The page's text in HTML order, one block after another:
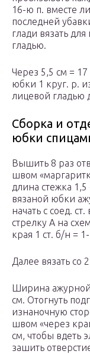
16-ю п. вместе
последней
глади вязать
гладью.
Через 5,5 см = 17
юбки 1 круг. р.
лицевой гладью
Сборка и
юбки
Вышить 8 раз
швом
длина стежка
вязаной юбки
начать с соед.
стрелку А на
края 1 ст. б/н =
Далее вязать со
Ширина
см. Отогнуть
изнаночную
швом «через
см, чтобы вдеть
зашить